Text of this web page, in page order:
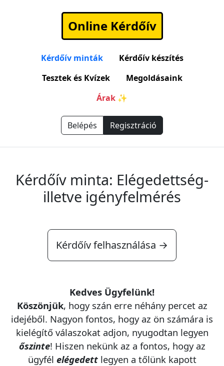
Online Kérdőív
Kérdőív minták
Kérdőív készítés
Tesztek és Kvízek
Megoldásaink
Árak ✨
Belépés Regisztráció
Kérdőív minta: Elégedettség-
illetve igényfelmérés
Kérdőív felhasználása →
Kedves Ügyfelünk!
Köszönjük, hogy szán erre néhány percet az
idejéből. Nagyon fontos, hogy az ön számára is
kielégítő válaszokat adjon, nyugodtan legyen
őszinte! Hiszen nekünk az a fontos, hogy az
ügyfél elégedettlegyen a tőlünk kapott